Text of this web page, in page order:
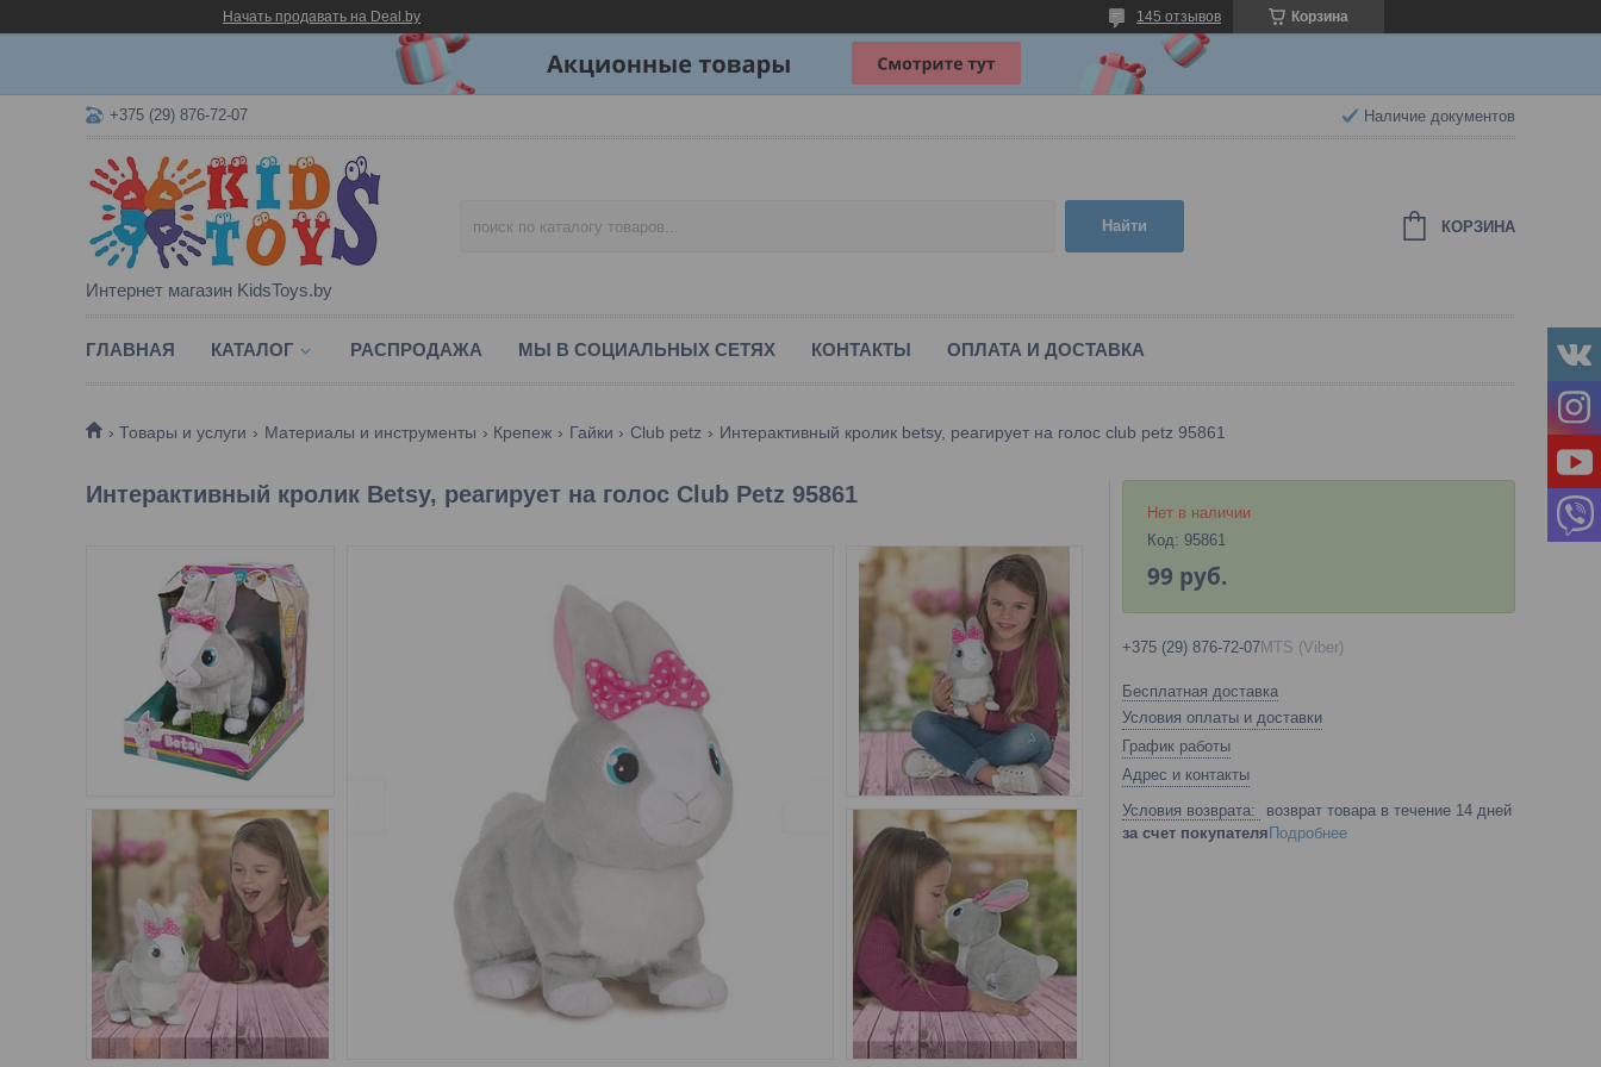
Начать продавать на Deal.by Корзина
145 отзывов
+375 (29) 876-72-07 Наличие документов
Интернет магазин KidsToys.by
Найти КОРЗИНА
ГЛАВНАЯ КАТАЛОГ РАСПРОДАЖА МЫ В СОЦИАЛЬНЫХ СЕТЯХ КОНТАКТЫ ОПЛАТА И ДОСТАВКА
Товары и услуги Материалы и инструменты Крепеж Гайки Club petz Интерактивный кролик betsy, реагирует на голос club petz 95861
Интерактивный кролик Betsy, реагирует на голос Club Petz 95861
Нет в наличии
Код: 95861
99 руб.
+375 (29) 876-72-07MTS (Viber)
Бесплатная доставка
Условия оплаты и доставки
График работы
Адрес и контакты
возврат товара в течение 14 дней
за счет покупателя Подробнее